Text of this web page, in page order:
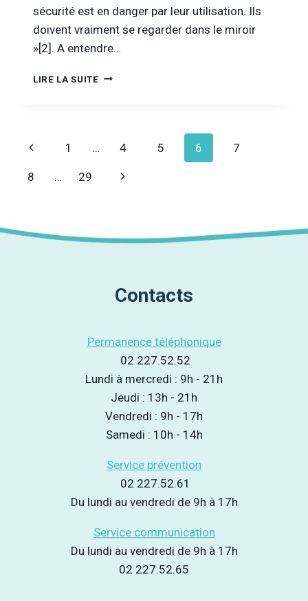
sécurité est en danger par leur utilisation. Ils
doivent vraiment se regarder dans le miroir
»[2]. A entendre…
LIRE LA SUITECHERS
Navigation
de
Page
précédente
1 … 4 5 6 7
8 … 29
Page
Contacts
Permanence téléphonique
02 227.52.52
Lundi à mercredi : 9h - 21h
Jeudi : 13h - 21h
Vendredi : 9h - 17h
Samedi : 10h - 14h
Service prévention
02 227.52.61
Du lundi au vendredi de 9h à 17h
Service communication
Du lundi au vendredi de 9h à 17h
02 227.52.65